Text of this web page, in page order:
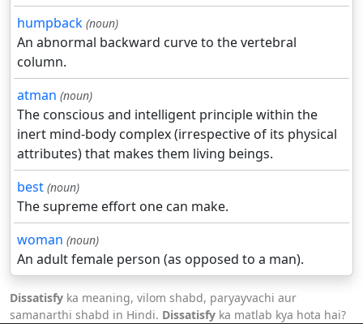
humpback (noun)
An abnormal backward curve to the vertebral
column.
atman (noun)
The conscious and intelligent principle within the
inert mind-body complex (irrespective of its physical
attributes) that makes them living beings.
best (noun)
The supreme effort one can make.
woman (noun)
An adult female person (as opposed to a man).
Dissatisfy ka meaning, vilom shabd, paryayvachi aur
samanarthi shabd in Hindi. Dissatisfy ka matlab kya hota hai?